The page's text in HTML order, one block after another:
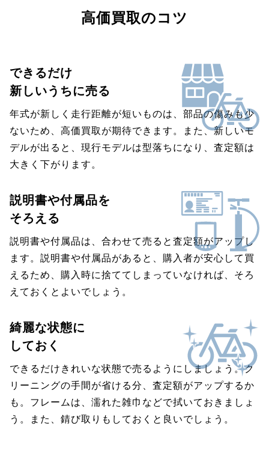
高価買取のコツ
できるだけ
新しいうちに売る
年式が新しく走行距離が短いものは、部品の傷みも少
ないため、高価買取が期待できます。また、新しいモ
デルが出ると、現行モデルは型落ちになり、査定額は
大きく下がります。
説明書や付属品を
そろえる
説明書や付属品は、合わせて売ると査定額がアップし
ます。説明書や付属品があると、購入者が安心して買
えるため、購入時に捨ててしまっていなければ、そろ
えておくとよいでしょう。
綺麗な状態に
しておく
できるだけきれいな状態で売るようにしましょう。ク
リーニングの手間が省ける分、査定額がアップするか
も。フレームは、濡れた雑巾などで拭いておきましょ
う。また、錆び取りもしておくと良いでしょう。